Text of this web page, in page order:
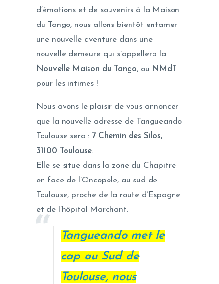
d’émotions et de souvenirs à la Maison
du Tango, nous allons bientôt entamer
une nouvelle aventure dans une
nouvelle demeure qui s’appellera la
Nouvelle Maison du Tango, ou NMdT
pour les intimes !
Nous avons le plaisir de vous annoncer
que la nouvelle adresse de Tangueando
Toulouse sera : 7 Chemin des Silos,
31100 Toulouse.
Elle se situe dans la zone du Chapitre
en face de l’Oncopole, au sud de
Toulouse, proche de la route d’Espagne
et de l’hôpital Marchant.
Tangueando met le
cap au Sud de
Toulouse, nous